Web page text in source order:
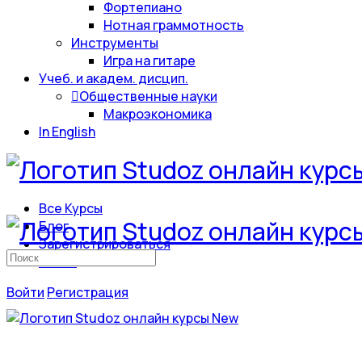
Фортепиано
Нотная граммотность
Инструменты
Игра на гитаре
Учеб. и академ. дисцип.
Общественные науки
Макроэкономика
In English
Все Курсы
Блог
Зарегистрироваться
Войти
Войти Регистрация
Искать: